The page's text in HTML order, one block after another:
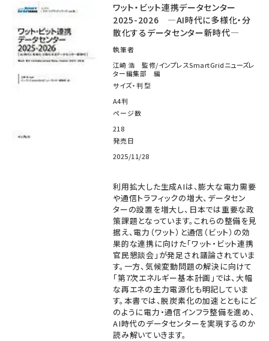
ワット・ビット連携データセンター
2025-2026 ―AI時代に多様化・分
散化するデータセンター新時代―
執筆者
江崎 浩 監修/インプレスSmartGridニューズレ
ター編集部 編
サイズ・判型
A4判
ページ数
218
発売日
2025/11/28
利用拡大した生成AIは、膨大な電力需要
や通信トラフィックの増大、データセン
ターの設置を増大し、日本では重要な政
策課題となっています。これらの整備を見
据え、電力（ワット）と通信（ビット）の効
果的な連携に向けた「ワット・ビット連携
官民懇談会」が発足され議論されていま
す。一方、気候変動問題の解決に向けて
「第7次エネルギー基本計画」では、大幅
な再エネの主力電源化も明記していま
す。本書では、脱炭素化の加速とともにど
のように電力・通信インフラ整備を進め、
AI時代のデータセンターを実現するのか
読み解いていきます。